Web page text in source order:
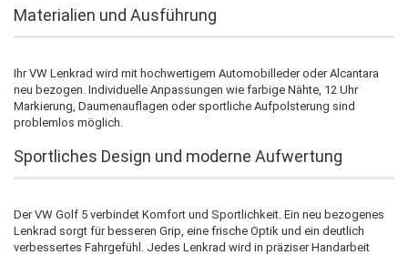
Materialien und Ausführung
Ihr VW Lenkrad wird mit hochwertigem Automobilleder oder Alcantara
neu bezogen. Individuelle Anpassungen wie farbige Nähte, 12 Uhr
Markierung, Daumenauflagen oder sportliche Aufpolsterung sind
problemlos möglich.
Sportliches Design und moderne Aufwertung
Der VW Golf 5 verbindet Komfort und Sportlichkeit. Ein neu bezogenes
Lenkrad sorgt für besseren Grip, eine frische Optik und ein deutlich
verbessertes Fahrgefühl. Jedes Lenkrad wird in präziser Handarbeit